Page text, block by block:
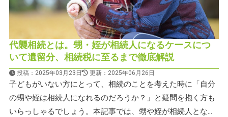
代襲相続とは。甥・姪が相続人になるケースにつ
いて遺留分、相続税に至るまで徹底解説
投稿：2025年03月23日 更新：2025年06月26日
子どもがいない方にとって、相続のことを考えた時に「自分
の甥や姪は相続人になれるのだろうか？」と疑問を抱く方も
いらっしゃるでしょう。本記事では、甥や姪が相続人とな...